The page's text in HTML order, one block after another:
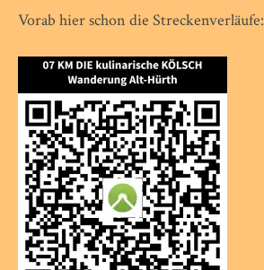
Vorab hier schon die Streckenverläufe: